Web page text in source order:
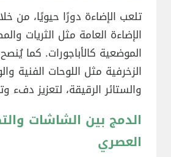
تلعب الإضاءة دورًا حيويًا، من
الإضاءة العامة مثل الثريات
الموضعية كالأباجورات. كما
الزخرفية مثل اللوحات الفنية
والستائر الرقيقة، لتعزيز دفء
الدمج بين الشاشات
العصري